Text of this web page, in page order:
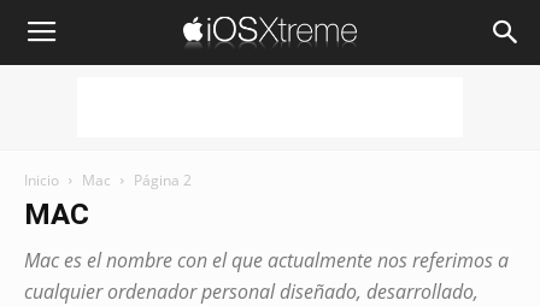
iOSXtreme
Inicio Mac Página 2
MAC
Mac es el nombre con el que actualmente nos referimos a
cualquier ordenador personal diseñado, desarrollado,